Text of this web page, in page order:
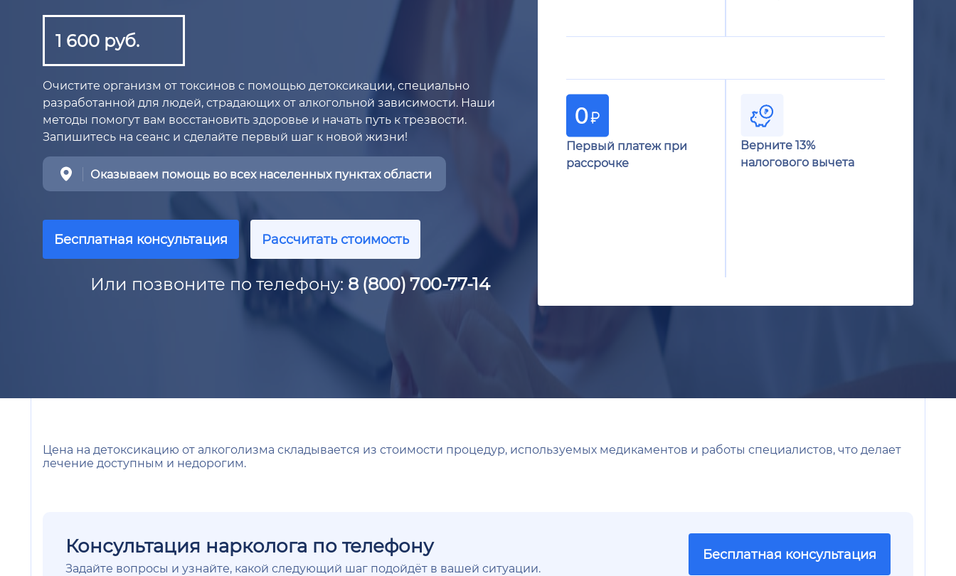
1 600 руб.
Очистите организм от токсинов с помощью детоксикации, специально
разработанной для людей, страдающих от алкогольной зависимости. Наши
методы помогут вам восстановить здоровье и начать путь к трезвости.
Запишитесь на сеанс и сделайте первый шаг к новой жизни!
Оказываем помощь во всех населенных пунктах области
Бесплатная консультация Рассчитать стоимость
Или позвоните по телефону: 8 (800) 700-77-14
Первый платеж при
рассрочке
Верните 13%
налогового вычета
Цена на детоксикацию от алкоголизма складывается из стоимости процедур, используемых медикаментов и работы специалистов, что делает
лечение доступным и недорогим.
Консультация нарколога по телефону
Задайте вопросы и узнайте, какой следующий шаг подойдёт в вашей ситуации.
Бесплатная консультация